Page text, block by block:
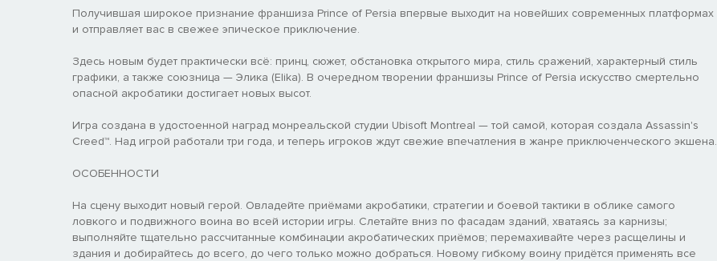
Получившая широкое признание франшиза Prince of Persia впервые выходит на новейших современных платформах
и отправляет вас в свежее эпическое приключение.
Здесь новым будет практически всё: принц, сюжет, обстановка открытого мира, стиль сражений, характерный стиль
графики, а также союзница — Элика (Elika). В очередном творении франшизы Prince of Persia искусство смертельно
опасной акробатики достигает новых высот.
Игра создана в удостоенной наград монреальской студии Ubisoft Montreal — той самой, которая создала Assassin's
Creed™. Над игрой работали три года, и теперь игроков ждут свежие впечатления в жанре приключенческого экшена.
ОСОБЕННОСТИ
На сцену выходит новый герой. Овладейте приёмами акробатики, стратегии и боевой тактики в облике самого
ловкого и подвижного воина во всей истории игры. Слетайте вниз по фасадам зданий, хватаясь за карнизы;
выполняйте тщательно рассчитанные комбинации акробатических приёмов; перемахивайте через расщелины и
здания и добирайтесь до всего, до чего только можно добраться. Новому гибкому воину придётся применять все